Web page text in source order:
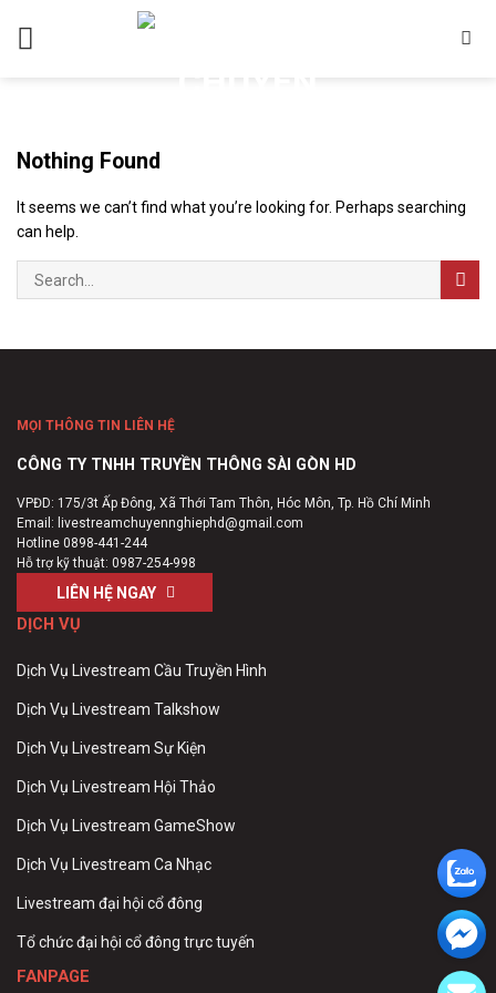
Nothing Found
It seems we can’t find what you’re looking for. Perhaps searching
can help.
MỌI THÔNG TIN LIÊN HỆ
CÔNG TY TNHH TRUYỀN THÔNG SÀI GÒN HD
VPĐD: 175/3t Ấp Đông, Xã Thới Tam Thôn, Hóc Môn, Tp. Hồ Chí Minh
Email: livestreamchuyennghiephd@gmail.com
Hotline 0898-441-244
Hỗ trợ kỹ thuật: 0987-254-998
LIÊN HỆ NGAY
DỊCH VỤ
Dịch Vụ Livestream Cầu Truyền Hình
Dịch Vụ Livestream Talkshow
Dịch Vụ Livestream Sự Kiện
Dịch Vụ Livestream Hội Thảo
Dịch Vụ Livestream GameShow
Dịch Vụ Livestream Ca Nhạc
Livestream đại hội cổ đông
Tổ chức đại hội cổ đông trực tuyến
FANPAGE